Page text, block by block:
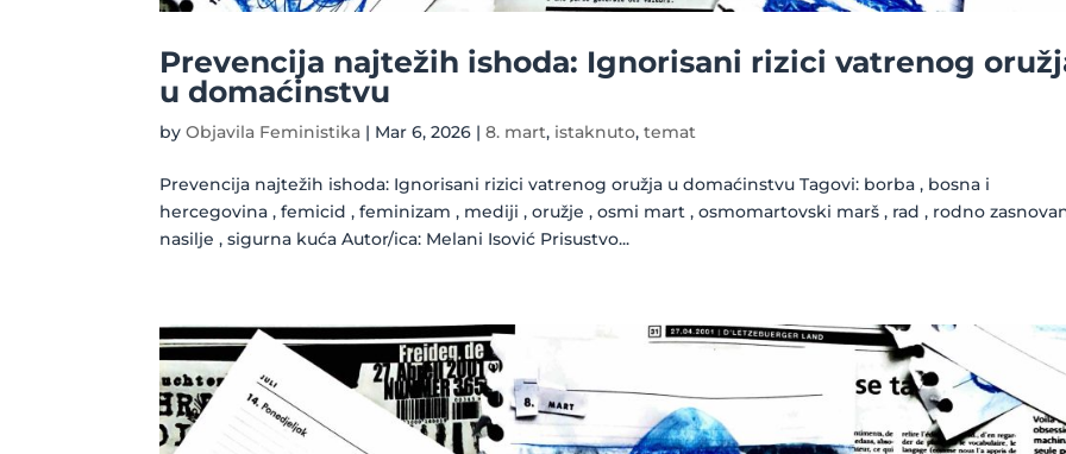
Prevencija najtežih ishoda: Ignorisani rizici vatrenog
u domaćinstvu
byObjavila Feministika | Mar 6, 2026 |8. mart, istaknuto,temat
Prevencija najtežih ishoda: Ignorisani rizici vatrenog oružja u domaćinstvu Tagovi: borba , bosna i
hercegovina , femicid , feminizam , mediji , oružje , osmi mart , osmomartovski marš , rad , rodno
nasilje , sigurna kuća Autor/ica: Melani Isović Prisustvo...